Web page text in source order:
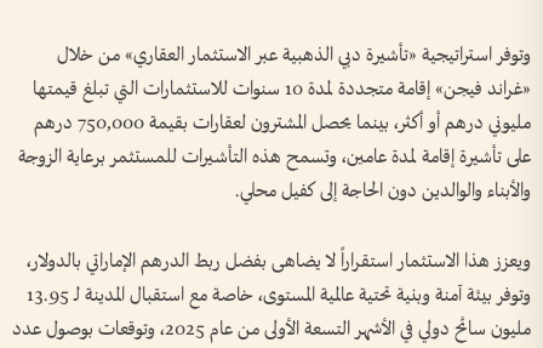
وتوفر استراتيجية «تأشيرة دبي الذهبية عبر الاستثمار العقاري» من خلال
«غراند فيجن» إقامة متجددة لمدة 10 سنوات للاستثمارات التي تبلغ قيمتها
مليوني درهم أو أكثر، بينما يحصل المشترون لعقارات بقيمة 750,000 درهم
على تأشيرة إقامة لمدة عامين، وتسمح هذه التأشيرات للمستثمر برعاية الزوجة
والأبناء والوالدين دون الحاجة إلى كفيل محلي.
ويعزز هذا الاستثمار استقراراً لا يضاهى بفضل ربط الدرهم الإماراتي بالدولار،
وتوفر بيئة آمنة وبنية تحتية عالمية المستوى، خاصة مع استقبال المدينة لـ 13.95
مليون سائح دولي في الأشهر التسعة الأولى من عام 2025، وتوقعات بوصول عدد